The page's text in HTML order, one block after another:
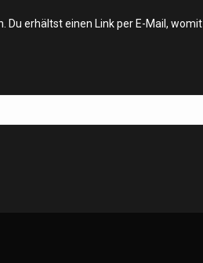
Du erhältst einen Link per E-Mail, womit